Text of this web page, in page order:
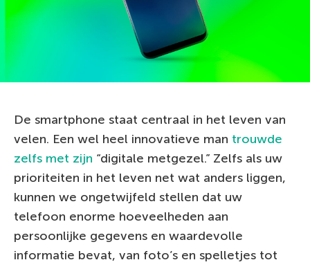
De smartphone staat centraal in het leven van
velen. Een wel heel innovatieve man trouwde
zelfs met zijn “digitale metgezel.” Zelfs als uw
prioriteiten in het leven net wat anders liggen,
kunnen we ongetwijfeld stellen dat uw
telefoon enorme hoeveelheden aan
persoonlijke gegevens en waardevolle
informatie bevat, van foto’s en spelletjes tot